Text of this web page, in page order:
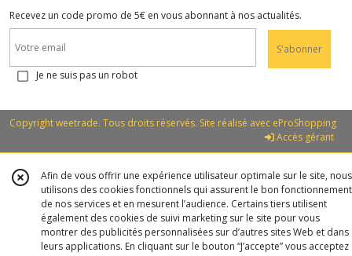
Recevez un code promo de 5€ en vous abonnant à nos actualités.
S'abonner
Je ne suis pas un robot
Copyright weetrade. Tous droits réservés. Site réalisé avec eProShopping
Accès gérant
Afin de vous offrir une expérience utilisateur optimale sur le site, nous
utilisons des cookies fonctionnels qui assurent le bon fonctionnement
de nos services et en mesurent l’audience. Certains tiers utilisent
également des cookies de suivi marketing sur le site pour vous
montrer des publicités personnalisées sur d’autres sites Web et dans
leurs applications. En cliquant sur le bouton “J’accepte” vous acceptez